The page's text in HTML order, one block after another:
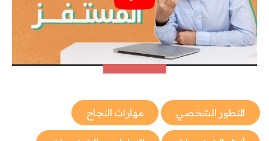
التطور الشخصي مهارات النجاح